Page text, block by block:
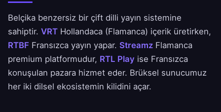
Belçika benzersiz bir çift dilli yayın sistemine
sahiptir. VRT Hollandaca (Flamanca) içerik üretirken,
RTBF Fransızca yayın yapar. Streamz Flamanca
premium platformudur, RTL Play ise Fransızca
konuşulan pazara hizmet eder. Brüksel sunucumuz
her iki dilsel ekosistemin kilidini açar.